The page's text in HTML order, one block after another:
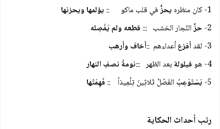
1- كان منظره يحزُّفي قلب ماكو :: يؤلمها ويحزنها
2- حزَّالنّجار الخشب ::: قطعه ولم يَفْصِله
3- لقد
أفزعأعداءهم ::أخاف وأرهب
4- هو
قيلولةبعد الظهر :::نومةُ نصفِ النهار
5- يَسْتَوْعِبُ الفَصْلُ ثَلاثِينَ تِلْمِيذاً :: فَهِمَتْها
رتب أحداث الحكاية